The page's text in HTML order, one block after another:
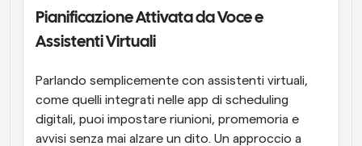
Pianificazione Attivata da Voce e
Assistenti Virtuali
Parlando semplicemente con assistenti virtuali,
come quelli integrati nelle app di scheduling
digitali, puoi impostare riunioni, promemoria e
avvisi senza mai alzare un dito. Un approccio a